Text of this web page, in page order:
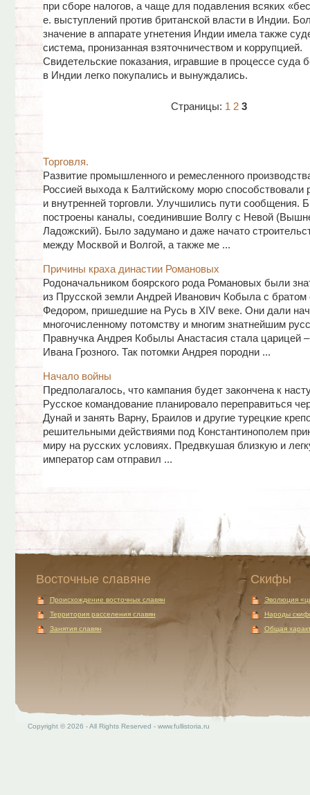
при сборе налогов, а чаще для подавления всяких
е. выступлений против британской власти в Индии.
значение в аппарате угнетения Индии имела также
система, пронизанная взяточничеством и коррупцией.
Свидетельские показания, игравшие в процессе суда
в Индии легко покупались и вынуждались.
Страницы: 1 2 3
Торговля.
Развитие промышленного и ремесленного
Россией выхода к Балтийскому морю способствовали
и внутренней торговли. Улучшились пути сообщения.
построены каналы, соединившие Волгу c Невой
Ладожский). Было задумано и даже начато
между Москвой и Волгой, a также ме ...
Причины краха династии Романовых
Родоначальником боярского рода Романовых были
из Прусской земли Андрей Иванович Кобыла с братом
Федором, пришедшие на Русь в XIV веке. Они дали
многочисленному потомству и многим знатнейшим
Правнучка Андрея Кобылы Анастасия стала царицей
Ивана Грозного. Так потомки Андрея породни ...
Начало войны
Предполагалось, что кампания будет закончена к
Русское командование планировало переправиться
Дунай и занять Варну, Браилов и другие турецкие
решительными действиями под Константинополем
миру на русских условиях. Предвкушая близкую и
император сам отправил ...
Восточные славяне
Происхождение восточных славян
Территория расселения славян
Занятия славян
Скифы
Эволюция
Народы
Общая
Copyright © 2026 - All Rights Reserved - www.fullistoria.ru